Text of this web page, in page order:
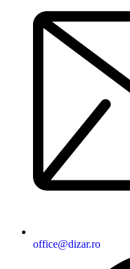
office@dizar.ro